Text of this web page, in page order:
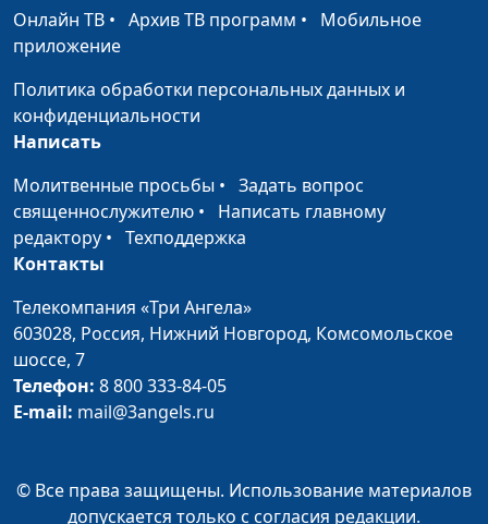
священнослужитель,
Христианское
совершенство
Юлия Синицына,
Послушание Богу и
фанатизм
Юлия Синицына,
Наказание Божье
Юлия Синицына,
священнослужитель,
Онлайн ТВ • Архив ТВ программ • Мобильное
приложение
Политика обработки персональных данных и
конфиденциальности
Написать
Молитвенные просьбы • Задать вопрос
священнослужителю • Написать главному
редактору • Техподдержка
Контакты
Телекомпания «Три Ангела»
603028, Россия, Нижний Новгород, Комсомольское
шоссе, 7
Телефон: 8 800 333-84-05
E-mail: mail@3angels.ru
© Все права защищены. Использование материалов
допускается только с согласия редакции.